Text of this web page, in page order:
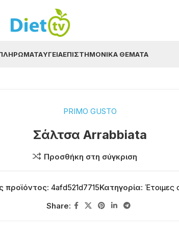
ΥΓΕΊΑΕΠΙΣΤΗΜΟΝΙΚΆ ΘΈΜΑΤΑ
PRIMO GUSTO
Σάλτσα Arrabbiata
Προσθήκη στη σύγκριση
προϊόντος: 4afd521d7715Κατηγορία: Έτοιμες
Share: